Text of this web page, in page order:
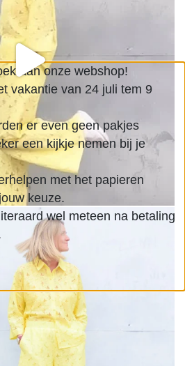
aan onze webshop!
vakantie van 24 juli tem 9
er even geen pakjes
een kijkje nemen bij je
met het papieren
keuze.
wel meteen na betaling